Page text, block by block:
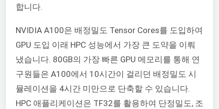
합니다.
NVIDIA A100은 배정밀도 Tensor Cores를 도입하여
GPU 도입 이래 HPC 성능에서 가장 큰 도약을 이뤄
냈습니다. 80GB의 가장 빠른 GPU 메모리를 통해 연
구원들은 A100에서 10시간이 걸리던 배정밀도 시
뮬레이션을 4시간 미만으로 단축할 수 있습니다.
HPC 애플리케이션은 TF32를 활용하여 단정밀도, 조